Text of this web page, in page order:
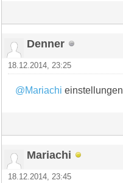
Denner
18.12.2014, 23:25
@Mariachi einstellungen
Mariachi
18.12.2014, 23:45